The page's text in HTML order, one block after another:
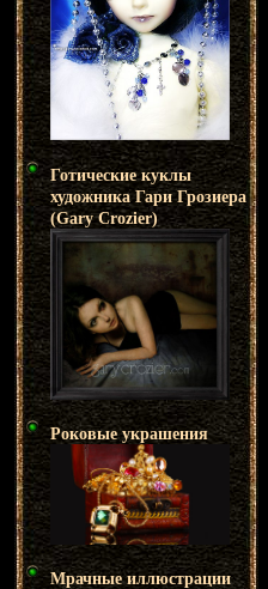
Готические куклы
художника Гари Грозиера
(Gary Crozier)
Роковые украшения
Мрачные иллюстрации